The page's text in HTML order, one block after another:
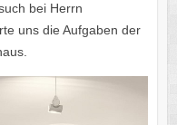
bei Herrn
uns die Aufgaben der